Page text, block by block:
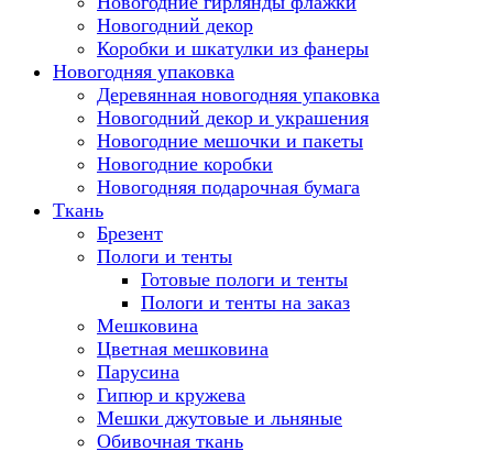
Новогодний декор
Коробки и шкатулки из фанеры
Новогодняя упаковка
Деревянная новогодняя упаковка
Новогодний декор и украшения
Новогодние мешочки и пакеты
Новогодние коробки
Новогодняя подарочная бумага
Ткань
Брезент
Пологи и тенты
Готовые пологи и тенты
Пологи и тенты на заказ
Мешковина
Цветная мешковина
Парусина
Гипюр и кружева
Мешки джутовые и льняные
Обивочная ткань